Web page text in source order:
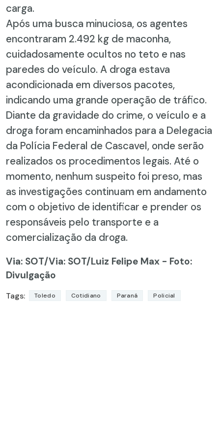
carga.
Após uma busca minuciosa, os agentes
encontraram 2.492 kg de maconha,
cuidadosamente ocultos no teto e nas
paredes do veículo. A droga estava
acondicionada em diversos pacotes,
indicando uma grande operação de tráfico.
Diante da gravidade do crime, o veículo e a
droga foram encaminhados para a Delegacia
da Polícia Federal de Cascavel, onde serão
realizados os procedimentos legais. Até o
momento, nenhum suspeito foi preso, mas
as investigações continuam em andamento
com o objetivo de identificar e prender os
responsáveis pelo transporte e a
comercialização da droga.
Via: SOT/Via: SOT/Luiz Felipe Max - Foto:
Divulgação
Tags: Toledo Cotidiano Paraná Policial